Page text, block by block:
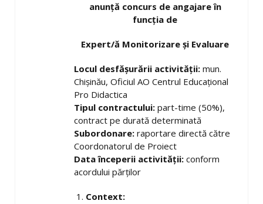
anunță concurs de angajare în
funcția de
Expert/ă Monitorizare și Evaluare
Locul desfășurării activității: mun.
Chișinău, Oficiul AO Centrul Educațional
Pro Didactica
Tipul contractului: part-time (50%),
contract pe durată determinată
Subordonare: raportare directă către
Coordonatorul de Proiect
Data începerii activității: conform
acordului părților
Context: